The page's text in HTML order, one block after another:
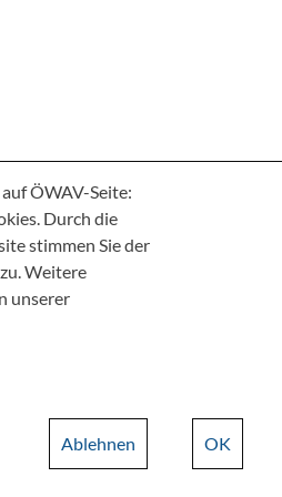
ÖWAV-Seite:
Durch die
stimmen Sie der
Weitere
unserer
OK
Ablehnen